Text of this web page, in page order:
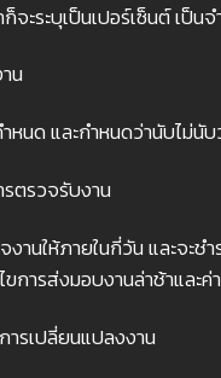
ระบุเป็นเปอร์เซ็นต์ เป็นจ
น
หนด และกำหนดว่านับไม่
รตรวจรับงาน
านให้ภายในกี่วัน และจะ
ขการส่งมอบงานล่าช้าและค่
ารเปลี่ยนแปลงงาน